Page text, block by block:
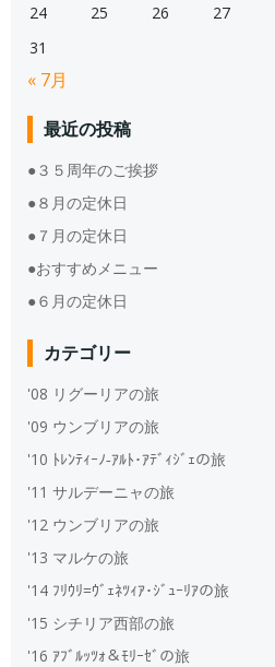
24 25 26 27
31
« 7月
最近の投稿
●３５周年のご挨拶
●８月の定休日
●７月の定休日
●おすすめメニュー
●６月の定休日
カテゴリー
'08 リグーリアの旅
'09 ウンブリアの旅
'10 ﾄﾚﾝﾃｨｰﾉ‐ｱﾙﾄ･ｱﾃﾞｨｼﾞｪの旅
'11 サルデーニャの旅
'12 ウンブリアの旅
'13 マルケの旅
'14 ﾌﾘｳﾘ=ｳﾞｪﾈﾂｨｱ･ｼﾞｭｰﾘｱの旅
'15 シチリア西部の旅
'16 ｱﾌﾞﾙｯﾂｫ＆ﾓﾘｰｾﾞの旅